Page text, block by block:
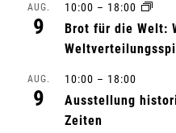
AUG.
9
10:00 – 18:00
Brot für die Welt:
AUG.
9
10:00 – 18:00
Ausstellung
Zeiten